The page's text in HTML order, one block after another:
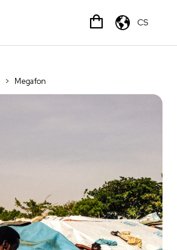
CS
> Megafon